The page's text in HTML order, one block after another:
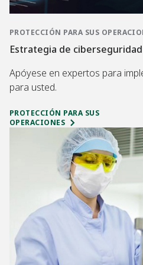
PROTECCIÓN PARA SUS
Estrategia de ciberseguridad
Apóyese en expertos para
para usted.
PROTECCIÓN PARA SUS
OPERACIONES